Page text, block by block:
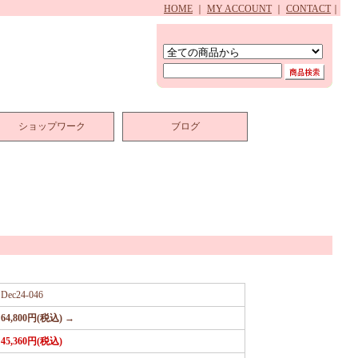
HOME MY ACCOUNT CONTACT
ショップワーク ブログ
Dec24-046
64,800円(税込) →
45,360円(税込)